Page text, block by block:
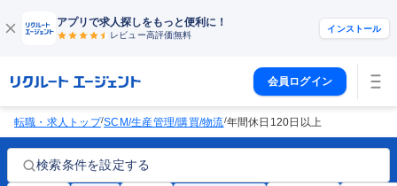
アプリで求人探しをもっと便利に！
レビュー高評価無料
インストール
会員ログイン
転職・求人トップ/SCM/生産管理/購買/物流/年間休日120日以上
検索条件を設定する